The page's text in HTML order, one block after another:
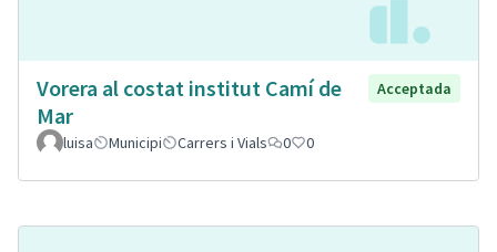
Vorera al costat institut Camí de
Mar
Acceptada
luisa Municipi Carrers i Vials 0 0